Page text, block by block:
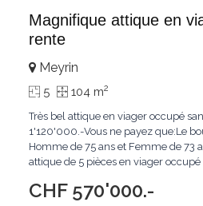
Magnifique attique en
rente
CHF 570'000.-
Meyrin
5 104 m2
Très bel attique en viager occupé
1'120'000.-Vous ne payez que:Le
Homme de 75 ans et Femme de 73
attique de 5 pièces en viager
5 pièces offre un cadre de vie